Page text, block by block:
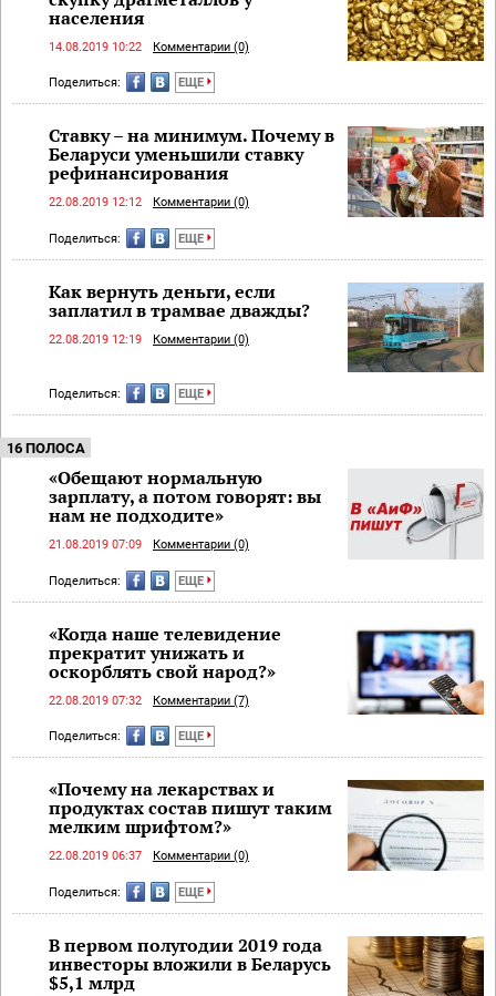
населения
14.08.2019 10:22 Комментарии (0)
Поделиться: ЕЩЕ
Ставку – на минимум. Почему в
Беларуси уменьшили ставку
рефинансирования
22.08.2019 12:12 Комментарии (0)
Поделиться: ЕЩЕ
Как вернуть деньги, если
заплатил в трамвае дважды?
22.08.2019 12:19 Комментарии (0)
Поделиться: ЕЩЕ
16 ПОЛОСА
«Обещают нормальную
зарплату, а потом говорят: вы
нам не подходите»
21.08.2019 07:09 Комментарии (0)
Поделиться: ЕЩЕ
«Когда наше телевидение
прекратит унижать и
оскорблять свой народ?»
22.08.2019 07:32 Комментарии (7)
Поделиться: ЕЩЕ
«Почему на лекарствах и
продуктах состав пишут таким
мелким шрифтом?»
22.08.2019 06:37 Комментарии (0)
Поделиться: ЕЩЕ
В первом полугодии 2019 года
инвесторы вложили в Беларусь
$5,1 млрд